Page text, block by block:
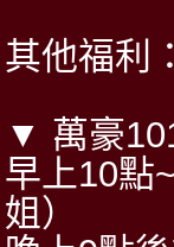
其他福利
▼ 萬豪
早上10點
姐）